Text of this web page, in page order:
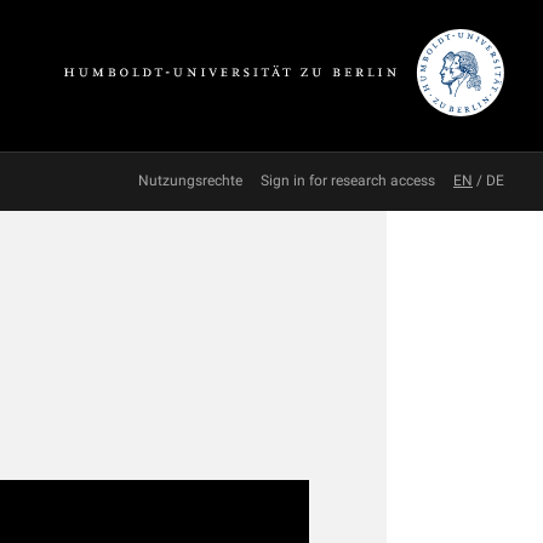
Nutzungsrechte Sign in for research access EN / DE